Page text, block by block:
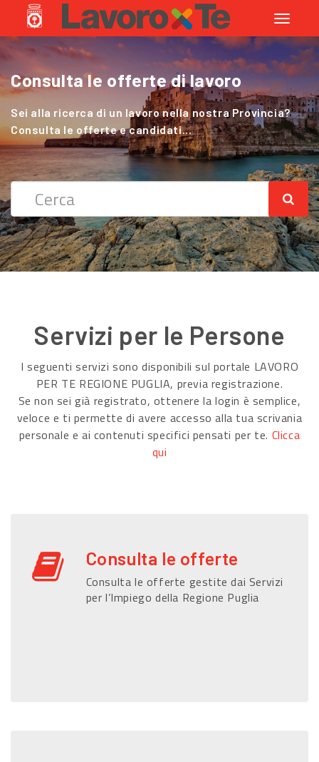
Toggle
Consulta le offerte di lavoro
Sei alla ricerca di un lavoro nella nostra Provincia?
Consulta le offerte e candidati...
Cerchi Lavoro nel Settore Agricolo
?
Sei alla ricerca di un lavoro nella nostra Provincia?
Consulta le offerte e candidati...
Servizi per le Persone
I seguenti servizi sono disponibili sul portale LAVORO
PER TE REGIONE PUGLIA, previa registrazione.
Se non sei già registrato, ottenere la login è semplice,
veloce e ti permette di avere accesso alla tua scrivania
personale e ai contenuti specifici pensati per te. Clicca
qui
Consulta le offerte
Consulta le offerte gestite dai Servizi
per l’Impiego della Regione Puglia